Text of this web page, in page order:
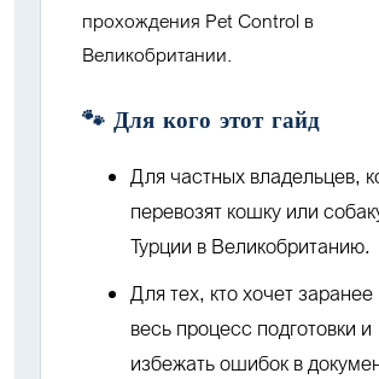
прохождения Pet Control в
Великобритании.
🐾 Для кого этот гайд
Для частных владельцев,
перевозят кошку или
Турции в Великобританию.
Для тех, кто хочет заранее
весь процесс подготовки и
избежать ошибок в